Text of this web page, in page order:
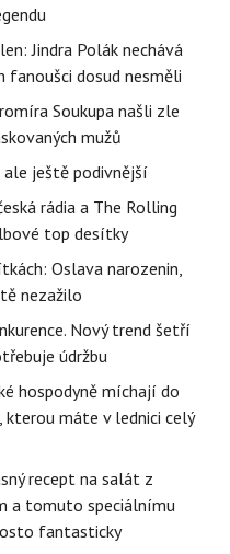
Jindra Polák nechává
dosud nesměli
Soukupa našli zle
mužů
ale ještě podivnější
rádia a The Rolling
top desítky
Oslava narozenin,
nezažilo
Nový trend šetří
údržbu
hospodyně míchají do
máte v lednici celý
recept na salát z
a tomuto speciálnímu
fantasticky